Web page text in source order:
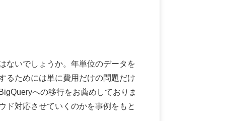
ないでしょうか。年単位のデータを
るためには単に費用だけの問題だけ
への移行をお薦めしておりま
ド対応させていくのかを事例をもと